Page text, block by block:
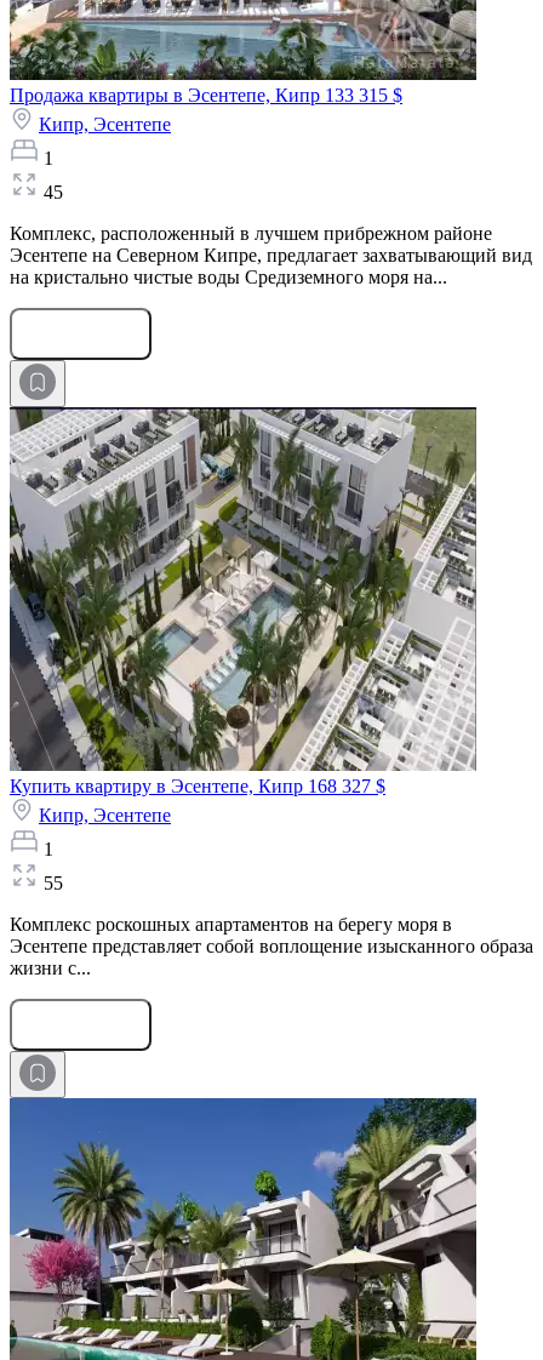
Продажа квартиры в Эсентепе, Кипр 133 315 $
Кипр, Эсентепе
1
45
Комплекс, расположенный в лучшем прибрежном районе
Эсентепе на Северном Кипре, предлагает захватывающий вид
на кристально чистые воды Средиземного моря на...
Купить квартиру в Эсентепе, Кипр 168 327 $
Кипр, Эсентепе
1
55
Комплекс роскошных апартаментов на берегу моря в
Эсентепе представляет собой воплощение изысканного образа
жизни с...